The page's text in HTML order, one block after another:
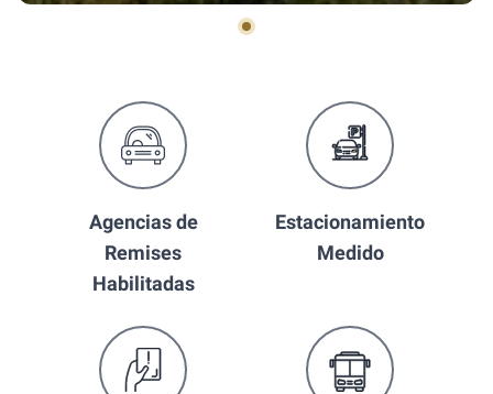
Agencias de
Remises
Habilitadas
Estacionamiento
Medido